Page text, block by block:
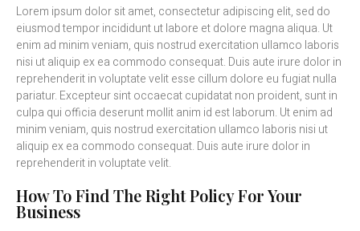
Lorem ipsum dolor sit amet, consectetur adipiscing elit, sed do
eiusmod tempor incididunt ut labore et dolore magna aliqua. Ut
enim ad minim veniam, quis nostrud exercitation ullamco laboris
nisi ut aliquip ex ea commodo consequat. Duis aute irure dolor in
reprehenderit in voluptate velit esse cillum dolore eu fugiat nulla
pariatur. Excepteur sint occaecat cupidatat non proident, sunt in
culpa qui officia deserunt mollit anim id est laborum. Ut enim ad
minim veniam, quis nostrud exercitation ullamco laboris nisi ut
aliquip ex ea commodo consequat. Duis aute irure dolor in
reprehenderit in voluptate velit.
How To Find The Right Policy For Your
Business